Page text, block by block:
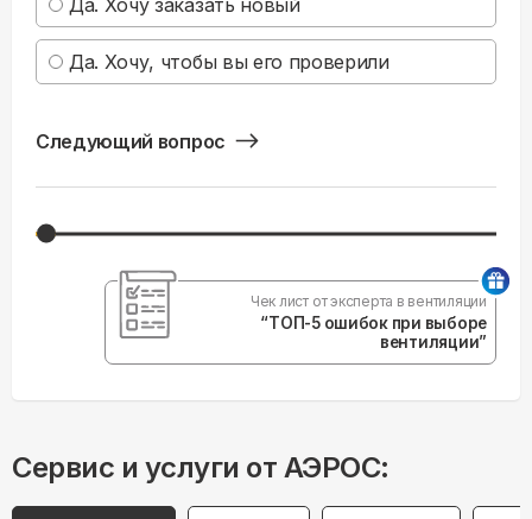
Да. Хочу, чтобы вы его проверили
Следующий вопрос
Чек лист от эксперта в вентиляции
“ТОП-5 ошибок при выборе
вентиляции”
Сервис и услуги от АЭРОС: